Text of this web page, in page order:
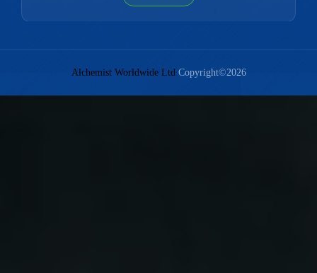
Alchemist Worldwide LtdCopyright©2026